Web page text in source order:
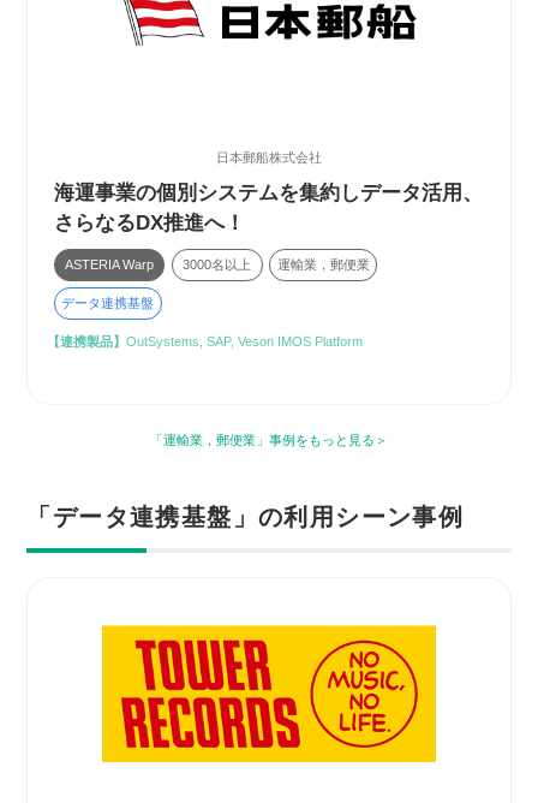
日本郵船株式会社
海運事業の個別システムを集約しデータ活用、
さらなるDX推進へ！
ASTERIA Warp 3000名以上 運輸業，郵便業
データ連携基盤
【連携製品】OutSystems, SAP, Veson IMOS Platform
「運輸業，郵便業」事例をもっと見る
「データ連携基盤」の利用シーン事例